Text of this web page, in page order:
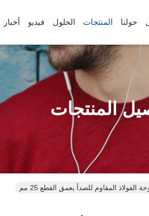
حولنا المنتجات الحلول فيديو أخبار
المنتجات